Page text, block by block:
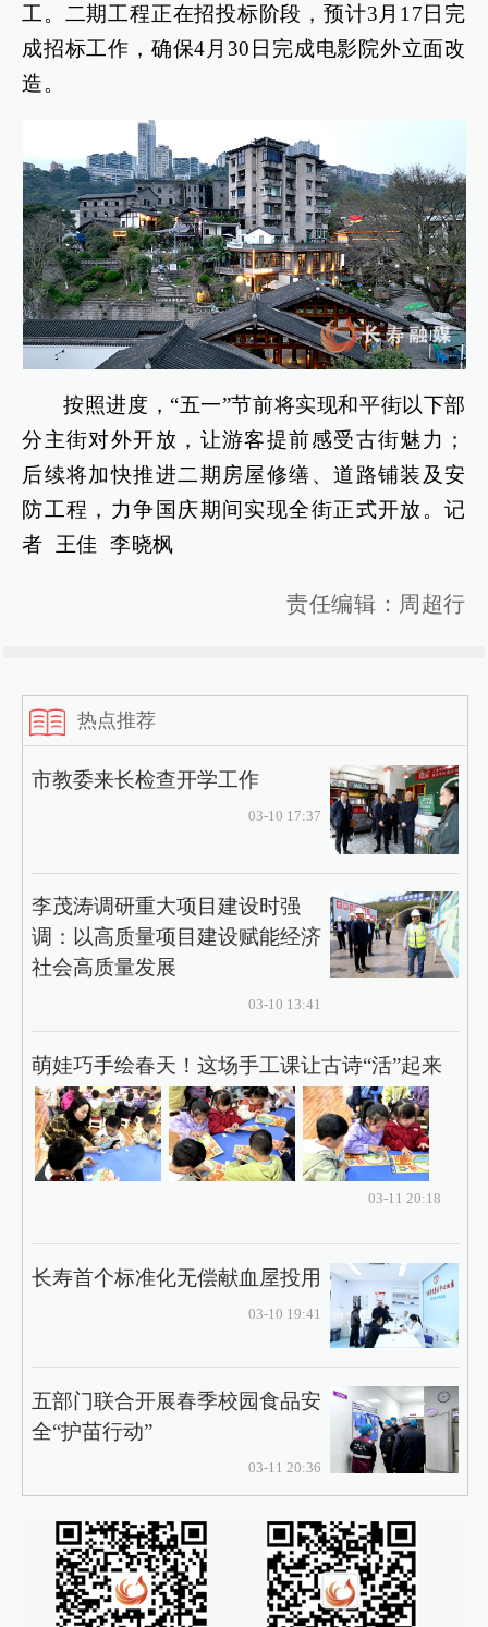
工。二期工程正在招投标阶段，预计3月17日完
成招标工作，确保4月30日完成电影院外立面改
造。
按照进度，“五一”节前将实现和平街以下部
分主街对外开放，让游客提前感受古街魅力；
后续将加快推进二期房屋修缮、道路铺装及安
防工程，力争国庆期间实现全街正式开放。记
者 王佳 李晓枫
责任编辑：周超行
热点推荐
市教委来长检查开学工作
03-10 17:37
李茂涛调研重大项目建设时强
调：以高质量项目建设赋能经济
社会高质量发展
03-10 13:41
萌娃巧手绘春天！这场手工课让古诗“活”起来
03-11 20:18
长寿首个标准化无偿献血屋投用
03-10 19:41
五部门联合开展春季校园食品安
全“护苗行动”
03-11 20:36